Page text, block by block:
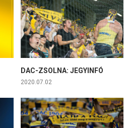
DAC-ZSOLNA: JEGYINFÓ
2020.07.02